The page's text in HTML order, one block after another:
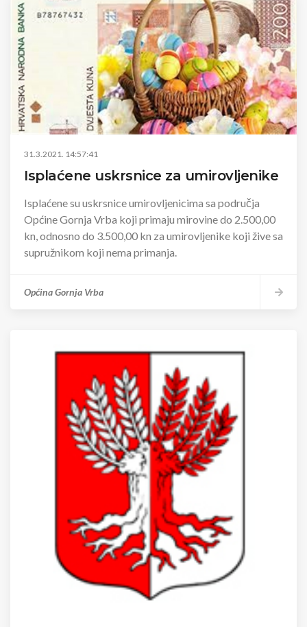
31.3.2021. 14:57:41
Isplaćene uskrsnice za umirovljenike
Isplaćene su uskrsnice umirovljenicima sa područja
Općine Gornja Vrba koji primaju mirovine do 2.500,00
kn, odnosno do 3.500,00 kn za umirovljenike koji žive sa
supružnikom koji nema primanja.
Općina Gornja Vrba